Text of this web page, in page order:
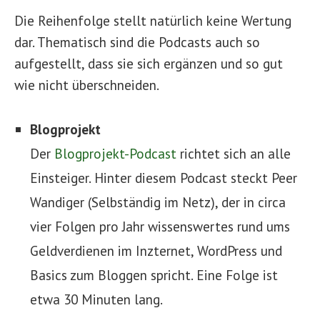
Die Reihenfolge stellt natürlich keine Wertung
dar. Thematisch sind die Podcasts auch so
aufgestellt, dass sie sich ergänzen und so gut
wie nicht überschneiden.
Blogprojekt
Der Blogprojekt-Podcast richtet sich an alle
Einsteiger. Hinter diesem Podcast steckt Peer
Wandiger (Selbständig im Netz), der in circa
vier Folgen pro Jahr wissenswertes rund ums
Geldverdienen im Inzternet, WordPress und
Basics zum Bloggen spricht. Eine Folge ist
etwa 30 Minuten lang.